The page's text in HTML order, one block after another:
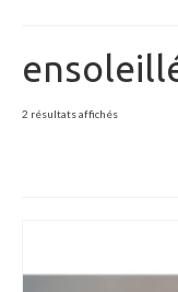
2 résultats affichésTrié